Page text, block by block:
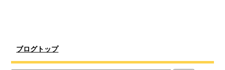
ブログトップ